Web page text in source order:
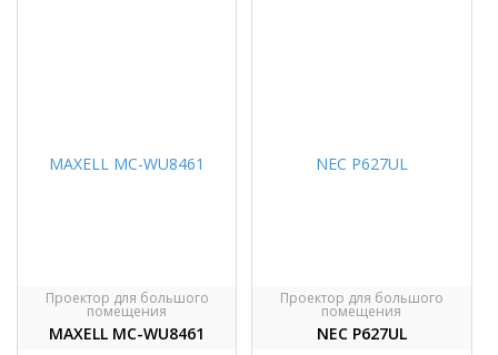
Проектор для большого
помещения
MAXELL MC-WU8461
Проектор для большого
помещения
NEC P627UL